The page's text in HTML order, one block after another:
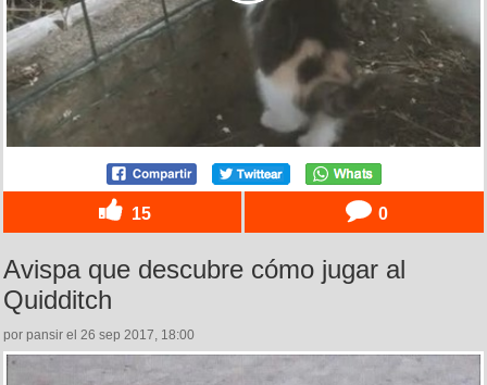
15 0
Avispa que descubre cómo jugar al
Quidditch
por pansir el 26 sep 2017, 18:00